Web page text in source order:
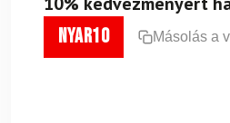
nyar10 Másolás a